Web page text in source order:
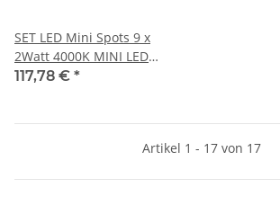
SET LED Mini Spots 9 x
2Watt 4000K MINI LED
Einbaustrahler Dimmbar
117,78 € *
Artikel 1 - 17 von 17